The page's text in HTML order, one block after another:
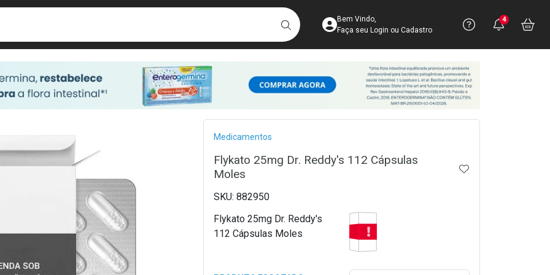
BUSCARAcesse sua Conta
Bem Vindo,
Faça seu Login ou Cadastro
Precisa
Ver Recursos
Você
4
Breadcrumb
Medicamentos
Flykato 25mg Dr. Reddy's 112 Cápsulas
Moles
ADICIONAR AOS
882950
Flykato 25mg Dr. Reddy's
112 Cápsulas Moles